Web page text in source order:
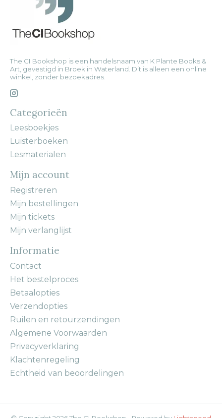
The CI Bookshop is een handelsnaam van K Plante Books &
Art, gevestigd in Broek in Waterland. Dit is alleen een online
winkel, zonder bezoekadres.
Categorieën
Leesboekjes
Luisterboeken
Lesmaterialen
Mijn account
Registreren
Mijn bestellingen
Mijn tickets
Mijn verlanglijst
Informatie
Contact
Het bestelproces
Betaalopties
Verzendopties
Ruilen en retourzendingen
Algemene Voorwaarden
Privacyverklaring
Klachtenregeling
Echtheid van beoordelingen